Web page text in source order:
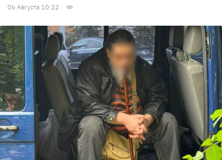
06 Августа 10:22